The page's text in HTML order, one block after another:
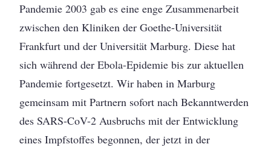
Pandemie 2003 gab es eine enge Zusammenarbeit
zwischen den Kliniken der Goethe-Universität
Frankfurt und der Universität Marburg. Diese hat
sich während der Ebola-Epidemie bis zur aktuellen
Pandemie fortgesetzt. Wir haben in Marburg
gemeinsam mit Partnern sofort nach Bekanntwerden
des SARS-CoV-2 Ausbruchs mit der Entwicklung
eines Impfstoffes begonnen, der jetzt in der